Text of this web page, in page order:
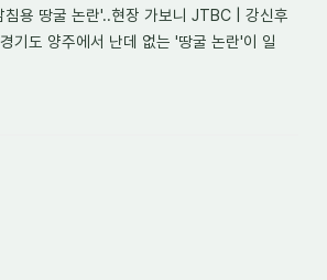
용 땅굴 논란'..현장 가보니 JTBC | 강신후
도 양주에서 난데 없는 '땅굴 논란'이 일